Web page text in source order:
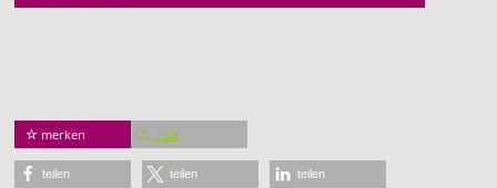
merken PDF
teilen teilen teilen